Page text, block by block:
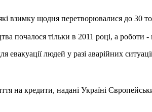
взимку щодня перетворювалися до 30
почалося тільки в 2011 році, а роботи -
людей у ​​разі аварійних
на кредити, надані Україні